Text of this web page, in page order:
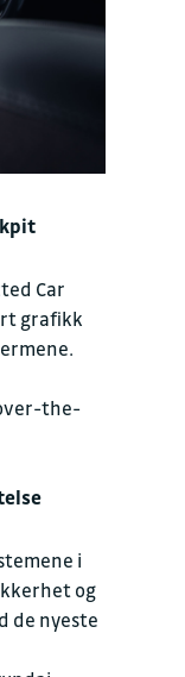
Car
grafikk
the-
i
og
de nyeste